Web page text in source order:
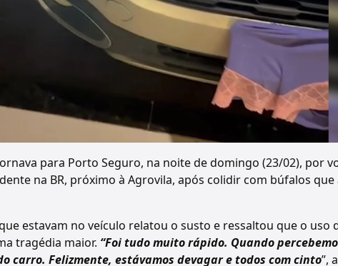
para Porto Seguro, na noite de domingo (23/02), por
na BR, próximo à Agrovila, após colidir com búfalos que
estavam no veículo relatou o susto e ressaltou que o uso
tragédia maior. “Foi tudo muito rápido. Quando
carro. Felizmente, estávamos devagar e todos com cinto”,